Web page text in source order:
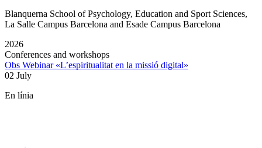
Blanquerna School of Psychology, Education and Sport Sciences,
La Salle Campus Barcelona and Esade Campus Barcelona
2026
Conferences and workshops
Obs Webinar «L’espiritualitat en la missió digital»
02 July
En línia